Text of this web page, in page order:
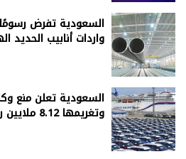
واردات أنابيب الحديد
السعودية تعلن منع
وتغريمها 8.12 ملايين ريال